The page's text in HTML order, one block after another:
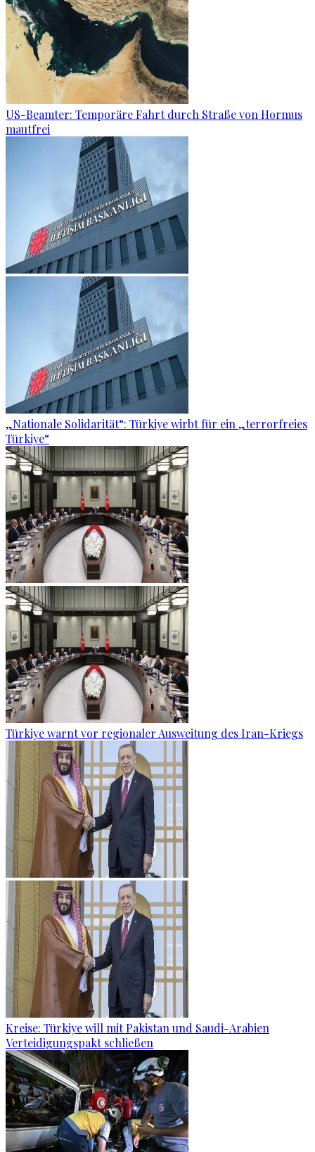
US-Beamter: Temporäre Fahrt durch Straße von Hormus
mautfrei
„Nationale Solidarität“: Türkiye wirbt für ein „terrorfreies
Türkiye“
Türkiye warnt vor regionaler Ausweitung des Iran-Kriegs
Kreise: Türkiye will mit Pakistan und Saudi-Arabien
Verteidigungspakt schließen